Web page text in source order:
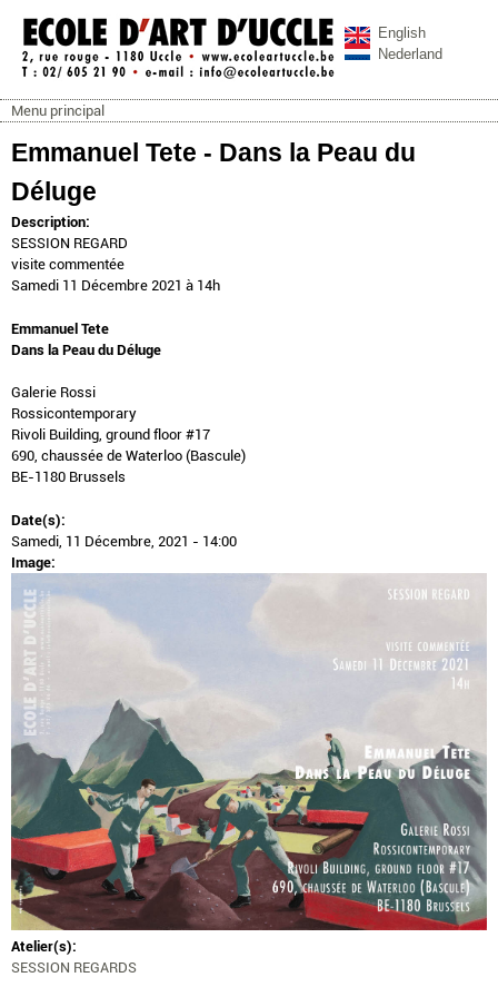
Aller au contenu principal
ecoleartuccle.be
English
Nederland
Menu principal
Menu principal
Emmanuel Tete - Dans la Peau du
Déluge
Description:
SESSION REGARD
visite commentée
Samedi 11 Décembre 2021 à 14h
Emmanuel Tete
Dans la Peau du Déluge
Galerie Rossi
Rossicontemporary
Rivoli Building, ground floor #17
690, chaussée de Waterloo (Bascule)
BE-1180 Brussels
Date(s):
Samedi, 11 Décembre, 2021 - 14:00
Image:
Atelier(s):
SESSION REGARDS